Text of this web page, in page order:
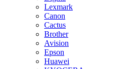
Lexmark
Canon
Cactus
Brother
Avision
Epson
Huawei